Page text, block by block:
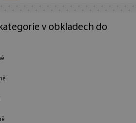
v obkladech do